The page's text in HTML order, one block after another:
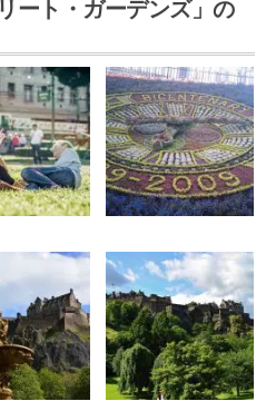
ート・ガーデンズ」の